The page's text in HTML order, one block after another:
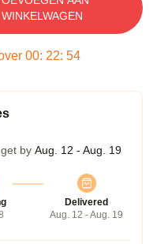
WINKELWAGEN
00: 22: 54
by Aug. 12 - Aug. 19
Delivered
Aug. 12 - Aug. 19